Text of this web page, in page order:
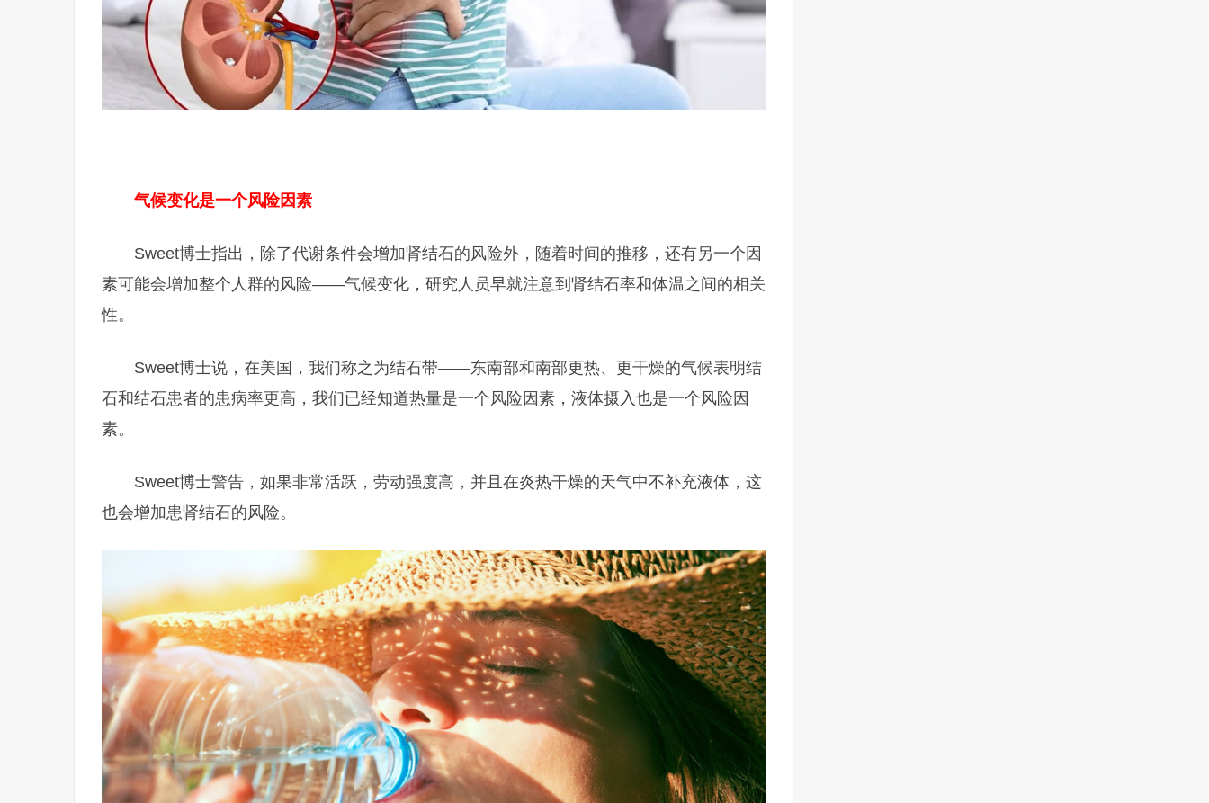
气候变化是一个风险因素
Sweet博士指出，除了代谢条件会增加肾结石的风险外，随着时间的推移，还有另一个因
素可能会增加整个人群的风险——气候变化，研究人员早就注意到肾结石率和体温之间的相关
性。
Sweet博士说，在美国，我们称之为结石带——东南部和南部更热、更干燥的气候表明结
石和结石患者的患病率更高，我们已经知道热量是一个风险因素，液体摄入也是一个风险因
素。
Sweet博士警告，如果非常活跃，劳动强度高，并且在炎热干燥的天气中不补充液体，这
也会增加患肾结石的风险。